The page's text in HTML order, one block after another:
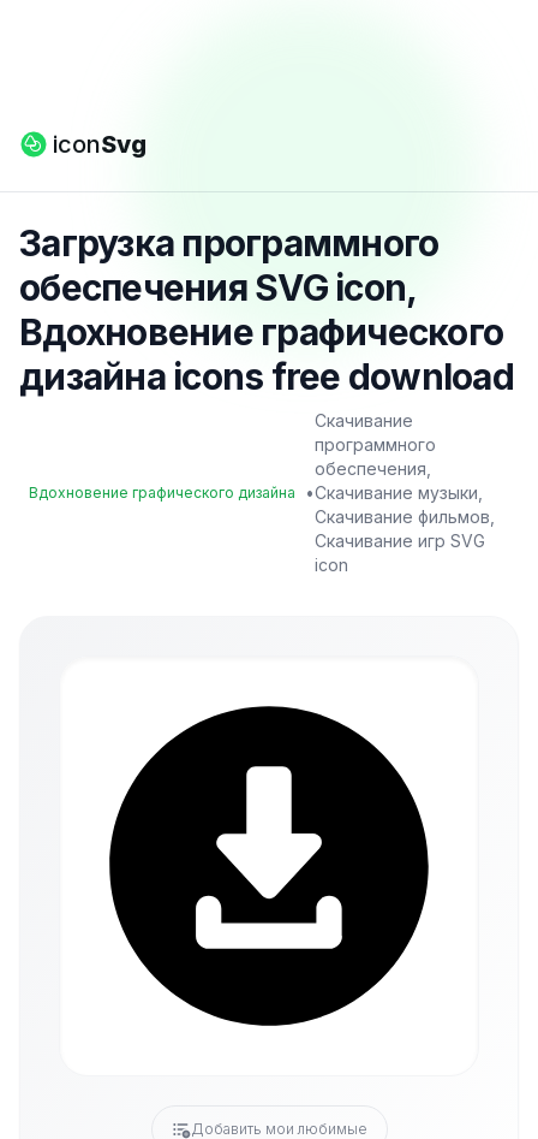
iconSvg
Загрузка программного
обеспечения SVG icon,
Вдохновение графического
дизайна icons free download
Вдохновение графического дизайна •
Скачивание
программного
обеспечения,
Скачивание музыки,
Скачивание фильмов,
Скачивание игр SVG
icon
Добавить мои любимые